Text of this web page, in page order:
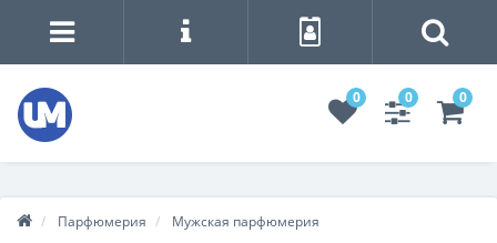
0 0 0
Парфюмерия Мужская парфюмерия